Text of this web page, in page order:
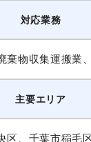
対応業務
棄物収集運搬業
主要エリア
区、千葉市稲毛